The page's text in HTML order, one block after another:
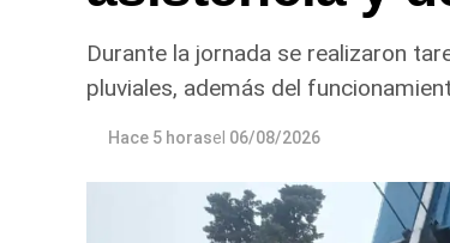
Durante la jornada se realizaron
pluviales, además del
Hace 5 horasel 06/08/2026